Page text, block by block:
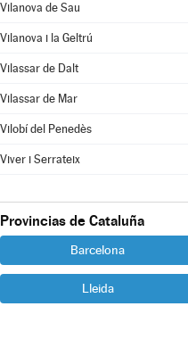
Vilanova de Sau
Vilanova i la Geltrú
Vilassar de Dalt
Vilassar de Mar
Vilobí del Penedès
Viver i Serrateix
Provincias de Cataluña
Barcelona
Lleida